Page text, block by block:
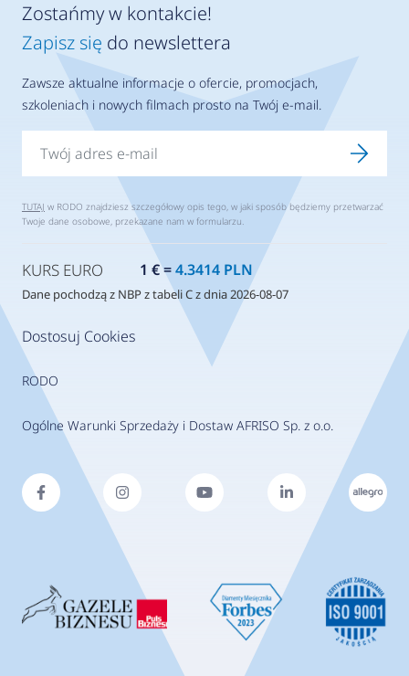
Dostosuj Cookies
RODO
Ogólne Warunki Sprzedaży i Dostaw AFRISO Sp. z o.o.
Zostańmy w kontakcie!
Zapisz się do newslettera
Zawsze aktualne informacje o ofercie, promocjach,
szkoleniach i nowych filmach prosto na Twój e-mail.
TUTAJ w RODO znajdziesz szczegółowy opis tego, w jaki sposób będziemy przetwarzać
Twoje dane osobowe, przekazane nam w formularzu.
KURS EURO 1 € =4.3414 PLN
Dane pochodzą z NBP z tabeli C z dnia 2026-08-07